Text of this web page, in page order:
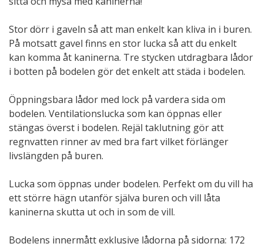
Stor dörr i gaveln så att man enkelt kan kliva in i buren.
På motsatt gavel finns en stor lucka så att du enkelt
kan komma åt kaninerna. Tre stycken utdragbara lådor
i botten på bodelen gör det enkelt att städa i bodelen.
Öppningsbara lådor med lock på vardera sida om
bodelen. Ventilationslucka som kan öppnas eller
stängas överst i bodelen. Rejäl taklutning gör att
regnvatten rinner av med bra fart vilket förlänger
livslängden på buren.
Lucka som öppnas under bodelen. Perfekt om du vill ha
ett större hägn utanför själva buren och vill låta
kaninerna skutta ut och in som de vill.
Bodelens innermått exklusive lådorna på sidorna: 172